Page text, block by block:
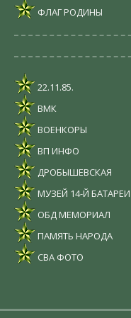
ФЛАГ РОДИНЫ
22.11.85.
ВМК
ВОЕНКОРЫ
ВП ИНФО
ДРОБЫШЕВСКАЯ
МУЗЕЙ 14-Й БАТАРЕИ
ОБД МЕМОРИАЛ
ПАМЯТЬ НАРОДА
СВА ФОТО